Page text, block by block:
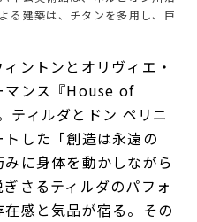
る建築は、チタンを多用し、巨
ントンとオリヴィエ・
マンス『House of
ティルダとドン ペリニ
した「創造は永遠の
に身体を動かしながら
さるティルダのパフォ
感と気品が宿る。その